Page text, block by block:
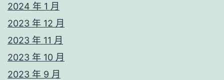
2024 年 1 月
2023 年 12 月
2023 年 11 月
2023 年 10 月
2023 年 9 月